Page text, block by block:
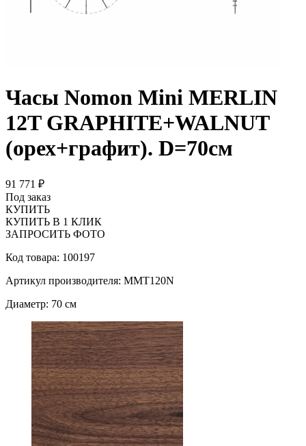
Часы Nomon Mini MERLIN
12T GRAPHITE+WALNUT
(орех+графит). D=70см
91 771 ₽
Под заказ
КУПИТЬ
КУПИТЬ В 1 КЛИК
ЗАПРОСИТЬ ФОТО
Код товара: 100197
Артикул производителя: MMT120N
Диаметр: 70 см